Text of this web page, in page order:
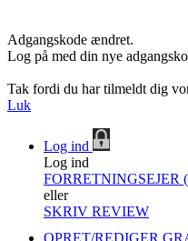
Adgangskode ændret.
Log på med din nye
Tak fordi du har tilmeldt dig
Luk
Log ind
Log ind
FORRETNINGSEJER
eller
SKRIV REVIEW
OPRET/REDIGER